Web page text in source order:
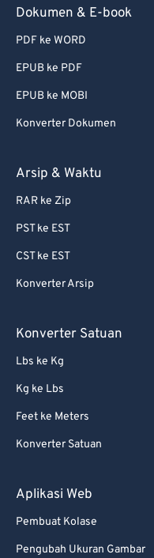
Dokumen & E-book
PDF ke WORD
EPUB ke PDF
EPUB ke MOBI
Konverter Dokumen
Arsip & Waktu
RAR ke Zip
PST ke EST
CST ke EST
Konverter Arsip
Konverter Satuan
Lbs ke Kg
Kg ke Lbs
Feet ke Meters
Konverter Satuan
Aplikasi Web
Pembuat Kolase
Pengubah Ukuran Gambar